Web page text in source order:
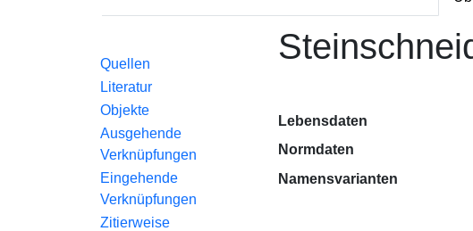
Quellen
Literatur
Objekte
Ausgehende
Verknüpfungen
Eingehende
Verknüpfungen
Zitierweise
Lebensdaten
Normdaten
Namensvarianten